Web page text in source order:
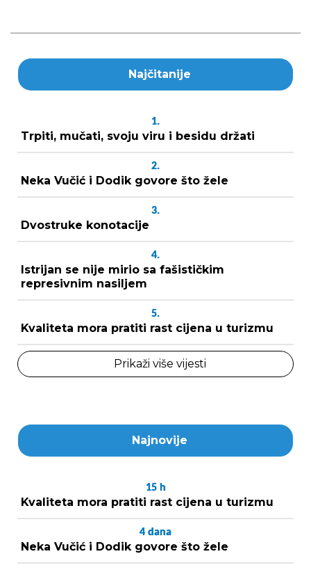
Najčitanije
1.
Trpiti, mučati, svoju viru i besidu držati
2.
Neka Vučić i Dodik govore što žele
3.
Dvostruke konotacije
4.
Istrijan se nije mirio sa fašističkim
represivnim nasiljem
5.
Kvaliteta mora pratiti rast cijena u turizmu
Prikaži više vijesti
Najnovije
15 h
Kvaliteta mora pratiti rast cijena u turizmu
4 dana
Neka Vučić i Dodik govore što žele